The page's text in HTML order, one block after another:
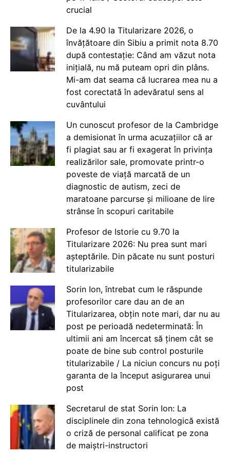
crucial
De la 4.90 la Titularizare 2026, o
învățătoare din Sibiu a primit nota 8.70
după contestație: Când am văzut nota
inițială, nu mă puteam opri din plâns.
Mi-am dat seama că lucrarea mea nu a
fost corectată în adevăratul sens al
cuvântului
Un cunoscut profesor de la Cambridge
a demisionat în urma acuzațiilor că ar
fi plagiat sau ar fi exagerat în privința
realizărilor sale, promovate printr-o
poveste de viață marcată de un
diagnostic de autism, zeci de
maratoane parcurse și milioane de lire
strânse în scopuri caritabile
Profesor de Istorie cu 9.70 la
Titularizare 2026: Nu prea sunt mari
așteptările. Din păcate nu sunt posturi
titularizabile
Sorin Ion, întrebat cum le răspunde
profesorilor care dau an de an
Titularizarea, obțin note mari, dar nu au
post pe perioadă nedeterminată: În
ultimii ani am încercat să ținem cât se
poate de bine sub control posturile
titularizabile / La niciun concurs nu poți
garanta de la început asigurarea unui
post
Secretarul de stat Sorin Ion: La
disciplinele din zona tehnologică există
o criză de personal calificat pe zona
de maiștri-instructori